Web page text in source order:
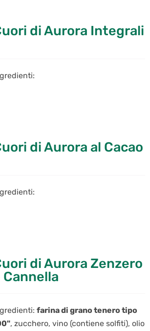
di Aurora Integrali
di Aurora al Cacao
di Aurora Zenzero
Cannella
farina di grano tenero tipo
, zucchero, vino (contiene solfiti), olio